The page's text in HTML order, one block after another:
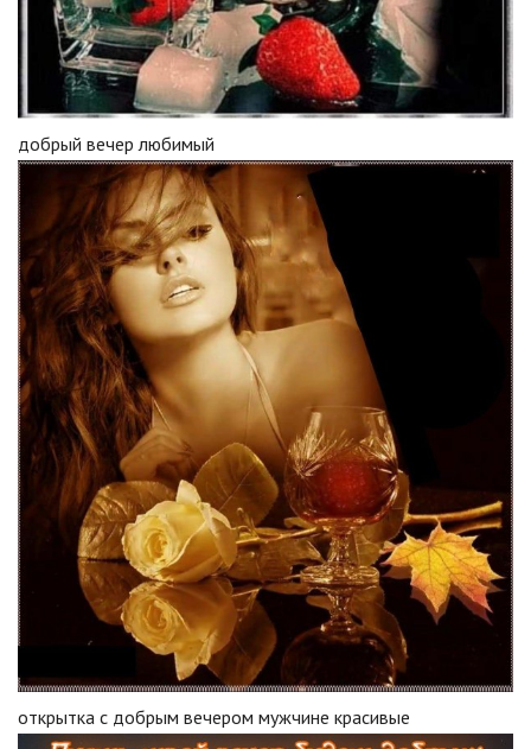
добрый вечер любимый
открытка с добрым вечером мужчине красивые